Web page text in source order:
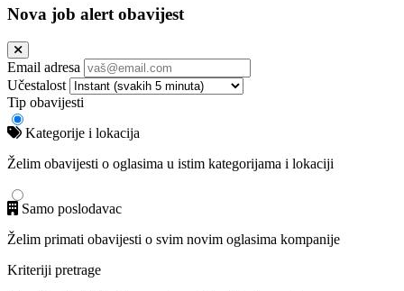
Nova job alert obavijest
Email adresa
Učestalost
Tip obavijesti
Kategorije i lokacija
Želim obavijesti o oglasima u istim kategorijama i lokaciji
Samo poslodavac
Želim primati obavijesti o svim novim oglasima kompanije
Kriteriji pretrage